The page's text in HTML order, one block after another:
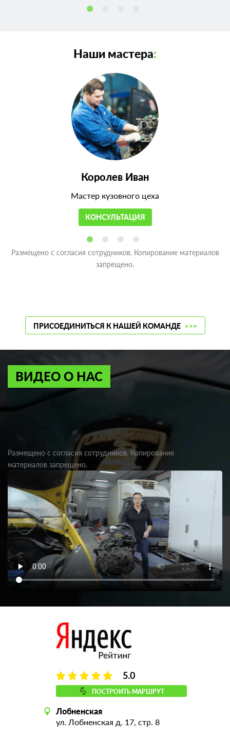
Наши мастера:
Королев Иван
Мастер кузовного цеха
КОНСУЛЬТАЦИЯ
Размещено с согласия сотрудников. Копирование материалов
запрещено.
ПРИСОЕДИНИТЬСЯ К НАШЕЙ КОМАНДЕ >>>
ВИДЕО О НАС
Размещено с согласия сотрудников. Копирование
материалов запрещено.
5.0
ПОСТРОИТЬ МАРШРУТ
Лобненская
ул. Лобненская д. 17, стр. 8